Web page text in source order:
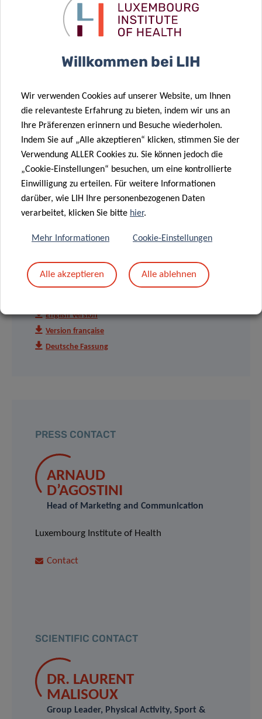
Verpflichtung gegenüber der Gesellschaft, sollen Wissen
und Technologien, die aus der Forschung an
patienteneigenen Daten stammen, genutzt werden, um
Bevölkerung zu haben. Seine engagierten Teams aus
generieren relevantes Wissen im Zusammenhang mit
immunbezogenen Krankheiten und Krebs.
Das Institut setzt auf Kooperation, zukunftsweisende
Technologien und Prozessinnovationen als einzigartige
Möglichkeiten zur Verbesserung der Anwendung von
Diagnostika und Therapeutika mit dem langfristigen Ziel,
Krankheiten vorzubeugen.
PRESS RELEASES
English Version
Version française
Deutsche Fassung
PRESS CONTACT
ARNAUD
D’AGOSTINI
Head of Marketing and Communication
Luxembourg Institute of Health
Contact
SCIENTIFIC CONTACT
DR. LAURENT
MALISOUX
Group Leader, Physical Activity, Sport &
Willkommen bei LIH
Wir verwenden Cookies auf unserer Website, um Ihnen
die relevanteste Erfahrung zu bieten, indem wir uns an
Ihre Präferenzen erinnern und Besuche wiederholen.
Indem Sie auf „Alle akzeptieren“ klicken, stimmen Sie der
Verwendung ALLER Cookies zu. Sie können jedoch die
„Cookie-Einstellungen“ besuchen, um eine kontrollierte
Einwilligung zu erteilen. Für weitere Informationen
darüber, wie LIH Ihre personenbezogenen Daten
verarbeitet, klicken Sie bitte hier.
Mehr Informationen Cookie-Einstellungen
Alle akzeptieren Alle ablehnen